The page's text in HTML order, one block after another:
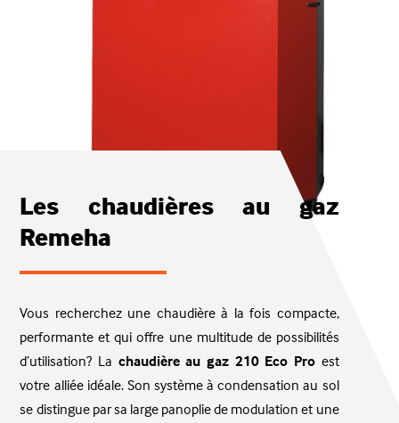
Les chaudières au gaz
Remeha
Vous recherchez une chaudière à la fois compacte,
performante et qui offre une multitude de possibilités
d’utilisation? La chaudière au gaz 210 Eco Proest
votre alliée idéale. Son système à condensation au sol
se distingue par sa large panoplie de modulation et une